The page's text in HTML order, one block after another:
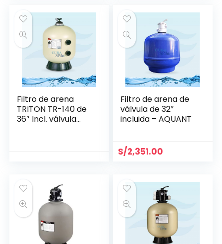
Filtro de arena
TRITON TR-140 de
36″ Incl. válvula
Filtro de arena de
válvula de 32″
incluida – AQUANT
S/2,351.00